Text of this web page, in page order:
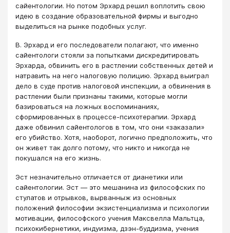
сайентологии. Но потом Эрхард решил воплотить свою
идею в создание образовательной фирмы и выгодно
выделиться на рынке подобных услуг.
В. Эрхард и его последователи полагают, что именно
сайентологи стояли за попытками дискредитировать
Эрхарда, обвинить его в растлении собственных детей и
натравить на него налоговую полицию. Эрхард выиграл
дело в суде против налоговой инспекции, а обвинения в
растлении были признаны такими, которые могли
базироваться на ложных воспоминаниях,
сформированных в процессе-психотерапии. Эрхард
даже обвинил сайентологов в том, что они «заказали»
его убийство. Хотя, наоборот, логично предположить, что
он живет так долго потому, что никто и никогда не
покушался на его жизнь.
Эст незначительно отличается от дианетики или
сайентологии. Эст — это мешанина из философских по
стулатов и отрывков, вырванныж из основных
положений философии экзистенциализма и психологии
мотивации, философского учения Максвелла Мальтца,
психокибернетики, индуизма, дзэн-буддизма, учения